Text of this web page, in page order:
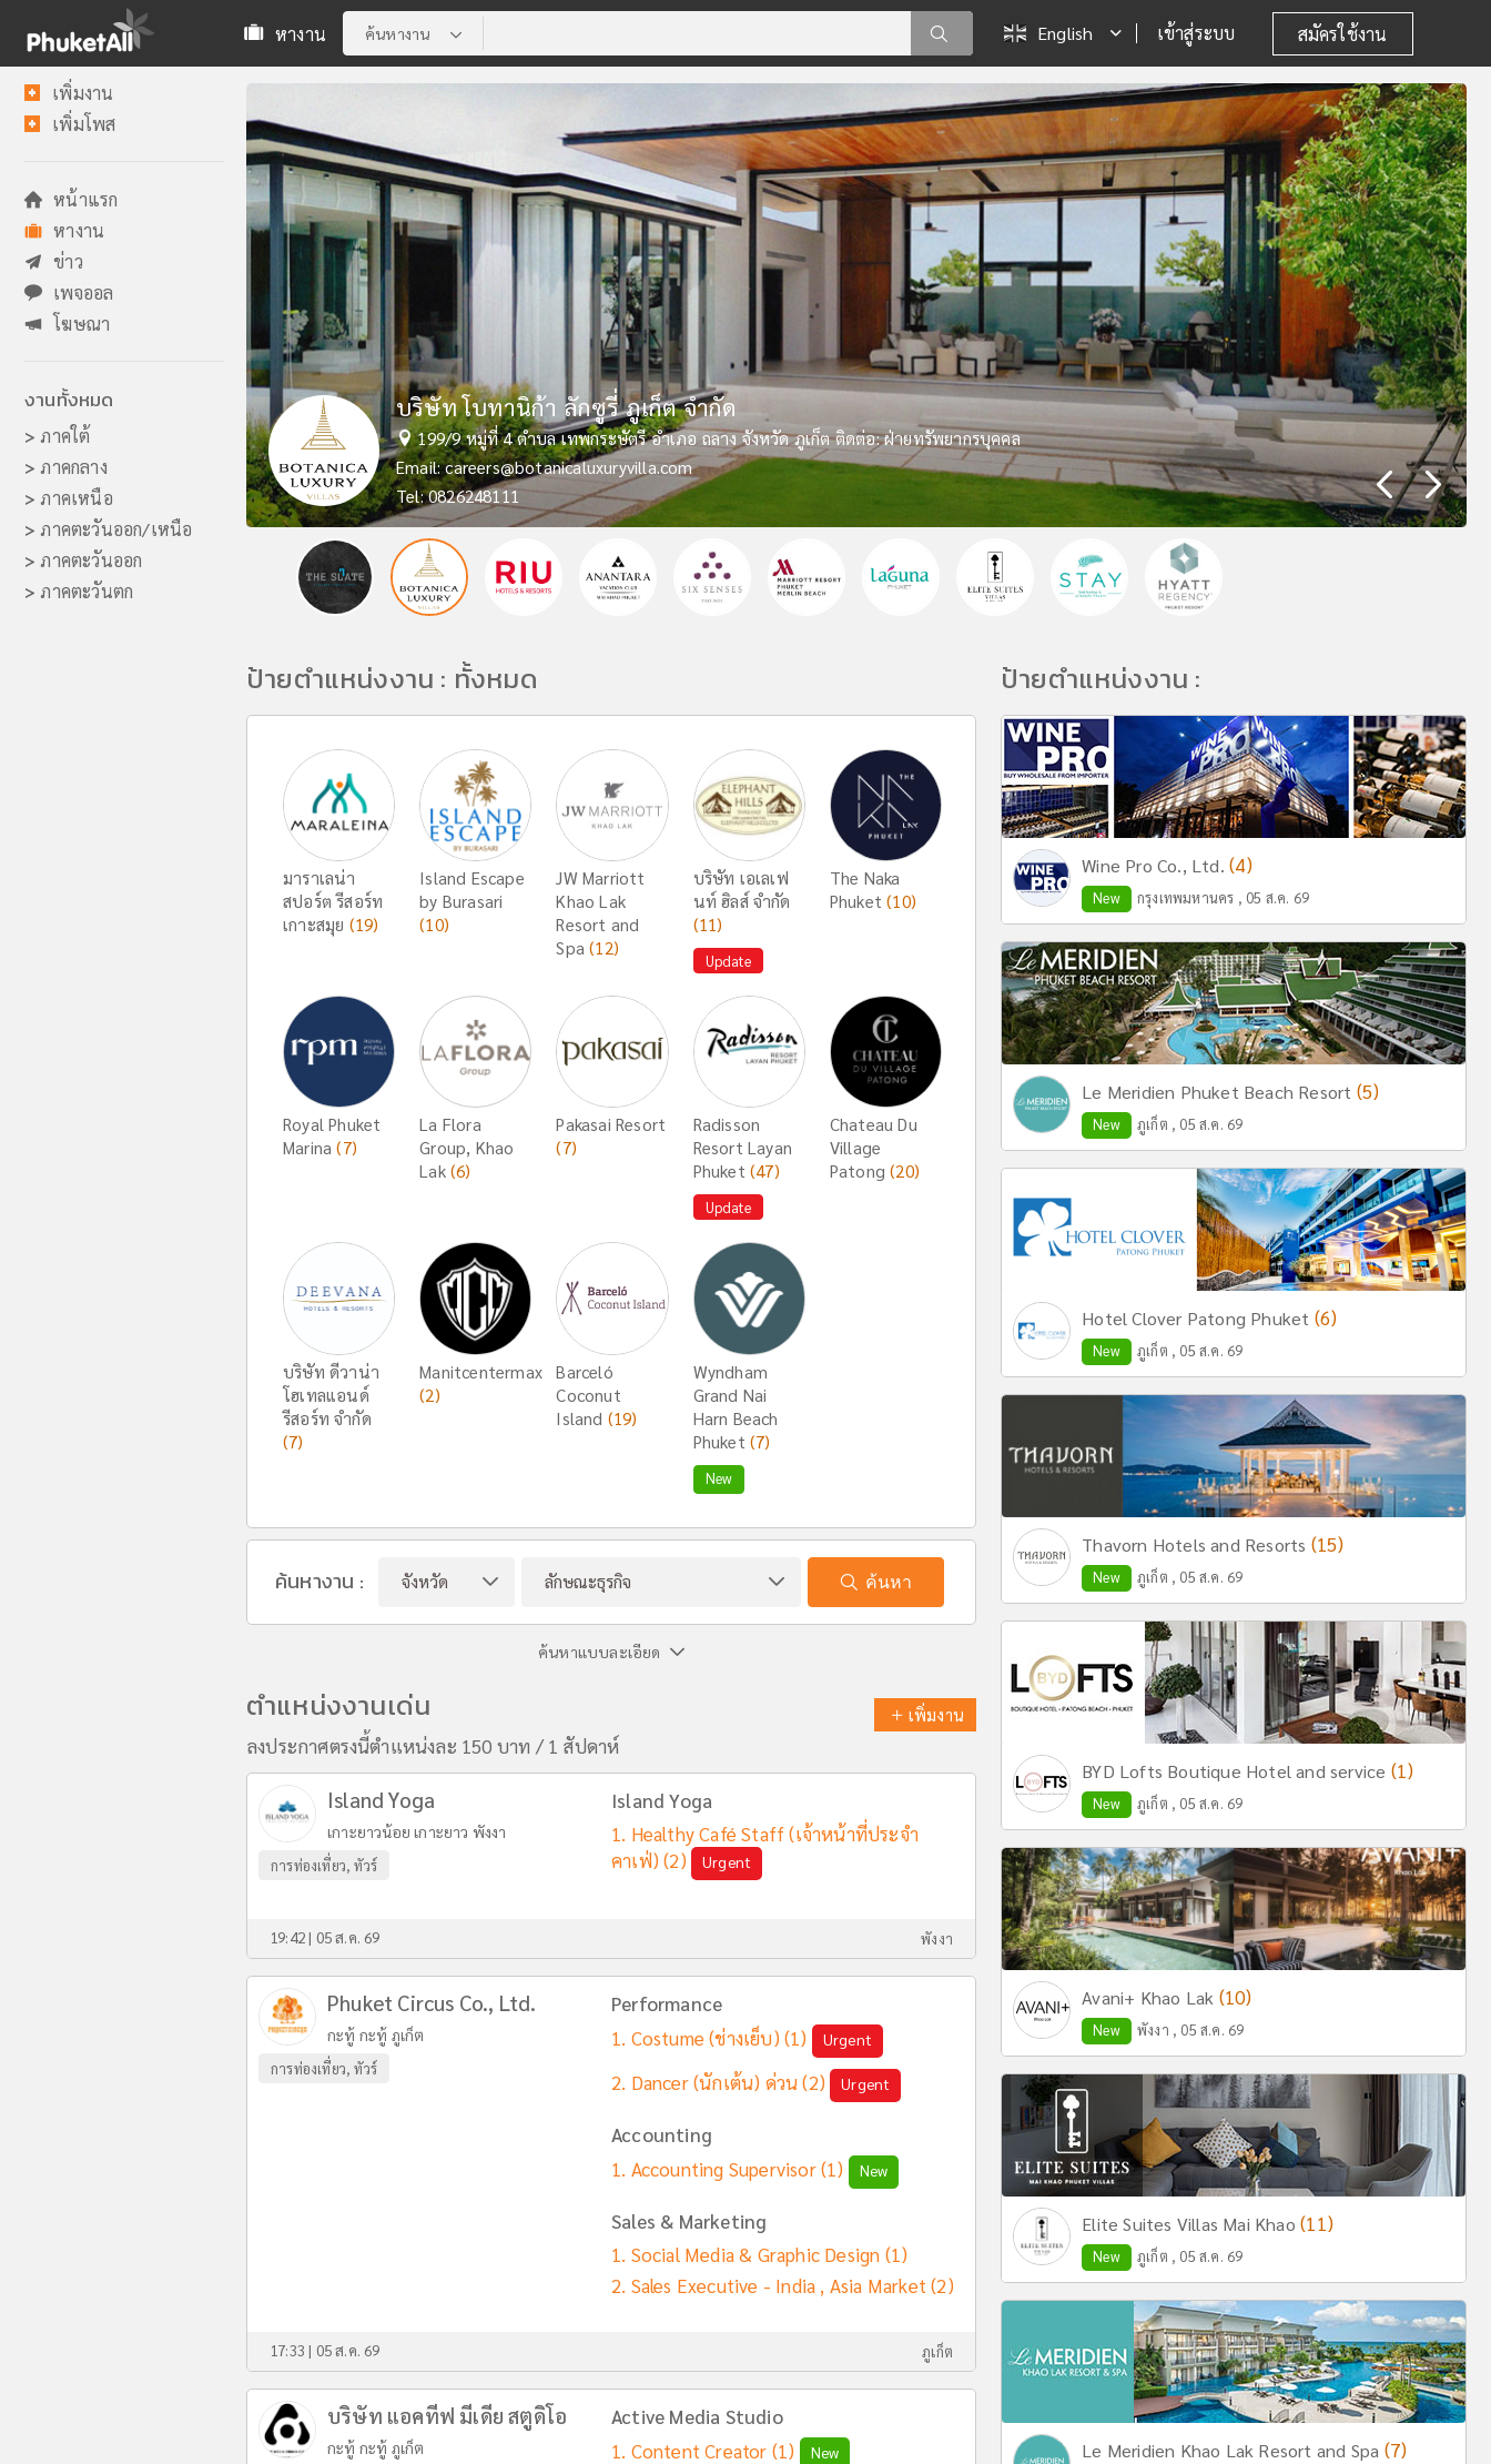
หางาน ค้นหางาน English เข้าสู่ระบบ สมัครใช้งาน
เพิ่มงาน
เพิ่มโพส
หน้าแรก
หางาน
ข่าว
เพจออล
โฆษณา
งานทั้งหมด
> ภาคใต้
> ภาคกลาง
> ภาคเหนือ
> ภาคตะวันออก/เหนือ
> ภาคตะวันออก
> ภาคตะวันตก
The Slate Phuket (เดอะ ซเลท ภูเก็ต)
116 Nai Yang Beach, Moo 1, Sakhu, Thalang, Phuket 83110 116 หมู่ 1 หาดในยาง ต.สาคู อ.ถลาง จ.ภูเก็ต 83110
Email:hr@theslatephuket.com
Tel: 076327592
บริษัท โบทานิก้า ลักซูรี่ ภูเก็ต จำกัด
199/9 หมู่ที่ 4 ตำบล เทพกระษัตรี อำเภอ ถลาง จังหวัด ภูเก็ต ติดต่อ: ฝ่ายทรัพยากรบุคคล
Email:careers@botanicaluxuryvilla.com
Tel: 0826248111
RIU Palace Phuket
77/7 หมู่ 5 หาดไม้ขาว
Email:hr.phuket@riu.com
Tel: 0980151992
Anantara Vacation Club Mai Khao Phuket
239-239/1 Moo 3, Maikhao, Thalang, Phuket 83110
Email:recruitment.avc@anantaraclub.com
Tel: 076337200
Six Senses Yao Noi
56 Moo 5,Tambol Koh Yao Noi, Amphur Koh Yao, Phang-Nga 82160
Email:jobs-yaonoi@sixsenses.com
Tel: 076418500
Phuket Marriott Resort and Spa Merlin Beach
99 Muen-Nogen Road, Tri-Trang Beach, Patong, Kathu, Phuket 83150
Email:hrmerlinbeach@marriott.com
Tel: 076335300
Laguna Resort & Hotels
390/1 Moo1 Srisoonthorn Road, Cheangtalay, Thalang Phuket 83110
Email:
Tel: 076362300
Elite Suites Villas Mai Khao
92/93 หมู่ที่ 1 ตำบลไม้ขาว อำเภอถลาง จังหวัดภูเก็ต 83110
Email:hr@elitesuitesvillas.com
Tel: 0809935623
STAY Wellbeing & Lifestyle Resort
STAY Wellbeing & Lifestyle Resort 56/80 Moo 4, Soi Suksan 2, Wiset Rd., Rawai, Muang, Phuket 83130
Email:hrofficer@stayphuketresort.com
Tel: 076363250
Hyatt Regency Phuket Resort
16/12 Moo 6, Tambon Kamala, Amphur Kathu, Phuket, 83150
Email:recruitment.phuhr@hyatt.com
Tel: 076231234
ป้ายตำแหน่งงาน : ทั้งหมด
มาราเลน่า
สปอร์ต รีสอร์ท
เกาะสมุย (19)
Island Escape
by Burasari
(10)
JW Marriott
Khao Lak
Resort and
Spa(12)
บริษัท เอเลเฟ
นท์ ฮิลส์ จำกัด
(11)
Update
The Naka
Phuket(10)
Royal Phuket
Marina(7)
La Flora
Group, Khao
Lak (6)
Pakasai Resort
(7)
Radisson
Resort Layan
Phuket (47)
Update
Chateau Du
Village
Patong(20)
บริษัท ดีวาน่า
โฮเทลแอนด์
รีสอร์ท จำกัด
(7)
Manitcentermax
(2)
Barceló
Coconut
Island (19)
Wyndham
Grand Nai
Harn Beach
Phuket (7)
New
ค้นหางาน : ค้นหา
ค้นหาแบบละเอียด
ตำแหน่งงานเด่น
ลงประกาศตรงนี้ตำแหน่งละ 150 บาท / 1 สัปดาห์
เพิ่มงาน
Island Yoga
เกาะยาวน้อย เกาะยาว พังงา
การท่องเที่ยว, ทัวร์
Island Yoga
Healthy Café Staff (เจ้าหน้าที่ประจำ
คาเฟ่) (2) Urgent
19:42 | 05 ส.ค. 69 พังงา
Phuket Circus Co., Ltd.
กะทู้ กะทู้ ภูเก็ต
การท่องเที่ยว, ทัวร์
Performance
Costume (ช่างเย็บ) (1) Urgent
Dancer (นักเต้น) ด่วน(2) Urgent
Accounting
Accounting Supervisor(1) New
Sales & Marketing
Social Media & Graphic Design (1)
Sales Executive - India , Asia Market (2)
17:33 | 05 ส.ค. 69 ภูเก็ต
บริษัท แอคทีฟ มีเดีย สตูดิโอ
กะทู้ กะทู้ ภูเก็ต
Active Media Studio
Content Creator (1) New
ป้ายตำแหน่งงาน :
Wine Pro Co., Ltd.(4)
New กรุงเทพมหานคร , 05 ส.ค. 69
Le Meridien Phuket Beach Resort (5)
New ภูเก็ต , 05 ส.ค. 69
Hotel Clover Patong Phuket (6)
New ภูเก็ต , 05 ส.ค. 69
Thavorn Hotels and Resorts (15)
New ภูเก็ต , 05 ส.ค. 69
BYD Lofts Boutique Hotel and service (1)
New ภูเก็ต , 05 ส.ค. 69
Avani+ Khao Lak (10)
New พังงา , 05 ส.ค. 69
Elite Suites Villas Mai Khao(11)
New ภูเก็ต , 05 ส.ค. 69
Le Meridien Khao Lak Resort and Spa (7)